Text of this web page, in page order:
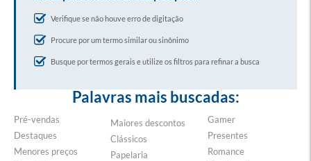
Verifique se não houve erro de digitação
Procure por um termo similar ou sinônimo
Busque por termos gerais e utilize os filtros para refinar a busca
Palavras mais buscadas:
Pré-vendas
Destaques
Menores preços
Maiores descontos
Clássicos
Papelaria
Gamer
Presentes
Romance